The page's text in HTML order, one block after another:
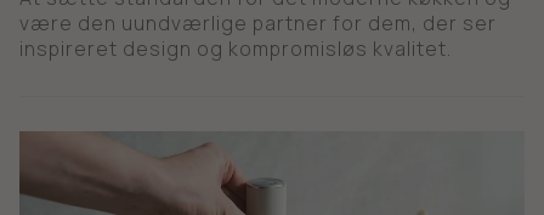
være den uundværlige partner for dem, der ser
inspireret design og kompromisløs kvalitet.